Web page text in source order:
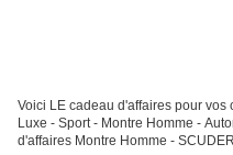
Voici LE cadeau d'affaires pour vos
Luxe - Sport - Montre Homme -
d'affaires Montre Homme -